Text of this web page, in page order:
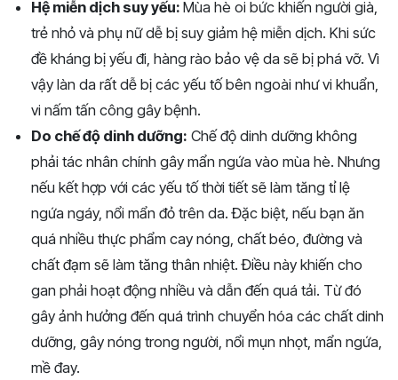
Hệ miễn dịch suy yếu: Mùa hè oi bức khiến người già,
trẻ nhỏ và phụ nữ dễ bị suy giảm hệ miễn dịch. Khi sức
đề kháng bị yếu đi, hàng rào bảo vệ da sẽ bị phá vỡ. Vì
vậy làn da rất dễ bị các yếu tố bên ngoài như vi khuẩn,
vi nấm tấn công gây bệnh.
Do chế độ dinh dưỡng: Chế độ dinh dưỡng không
phải tác nhân chính gây mẩn ngứa vào mùa hè. Nhưng
nếu kết hợp với các yếu tố thời tiết sẽ làm tăng tỉ lệ
ngứa ngáy, nổi mẩn đỏ trên da. Đặc biệt, nếu bạn ăn
quá nhiều thực phẩm cay nóng, chất béo, đường và
chất đạm sẽ làm tăng thân nhiệt. Điều này khiến cho
gan phải hoạt động nhiều và dẫn đến quá tải. Từ đó
gây ảnh hưởng đến quá trình chuyển hóa các chất dinh
dưỡng, gây nóng trong người, nổi mụn nhọt, mẩn ngứa,
mề đay.